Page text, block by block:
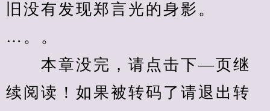
旧没有发现郑言光的身影。
…。。
本章没完，请点击下—页继
续阅读！如果被转码了请退出转